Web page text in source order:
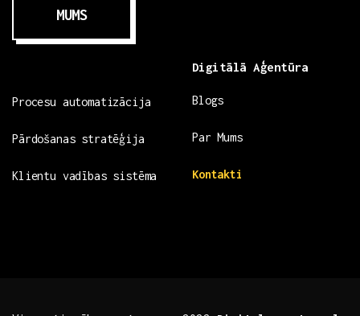
MUMS
Procesu automatizācija
Pārdošanas stratēģija
Klientu vadības sistēma
Digitālā Aģentūra
Blogs
Par Mums
Kontakti